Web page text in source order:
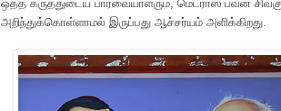
ஒத்த கருத்துடைய பார்வையாளரும், மெட்ராஸ் பவன்
அறிந்துக்கொள்ளாமல் இருப்பது ஆச்சர்யம் அளிக்கிறது.